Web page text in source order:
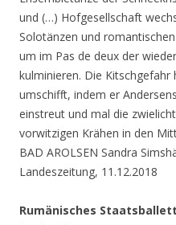
und (…) Hofgesellschaft
Solotänzen und
um im Pas de deux der
kulminieren. Die Kitschgefahr
umschifft, indem er
einstreut und mal die
vorwitzigen Krähen in den
BAD AROLSEN Sandra
Landeszeitung, 11.12.2018
Rumänisches